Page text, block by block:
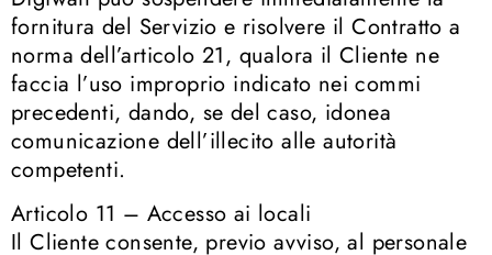
fornitura del Servizio e risolvere il Contratto a
norma dell’articolo 21, qualora il Cliente ne
faccia l’uso improprio indicato nei commi
precedenti, dando, se del caso, idonea
comunicazione dell’illecito alle autorità
competenti.
Articolo 11 – Accesso ai locali
Il Cliente consente, previo avviso, al personale